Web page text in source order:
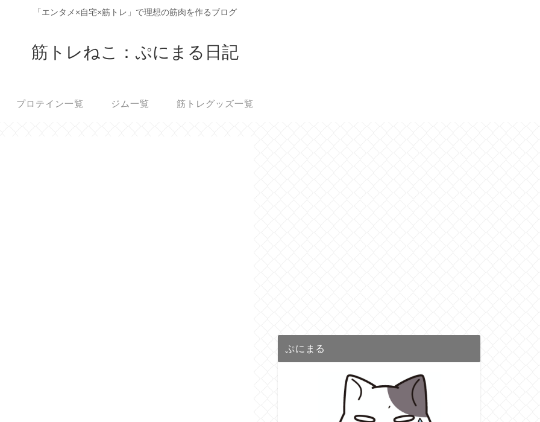
「エンタメ×自宅×筋トレ」で理想の筋肉を作るブログ
筋トレねこ：ぷにまる日記
プロテイン一覧 ジム一覧 筋トレグッズ一覧
ぷにまる